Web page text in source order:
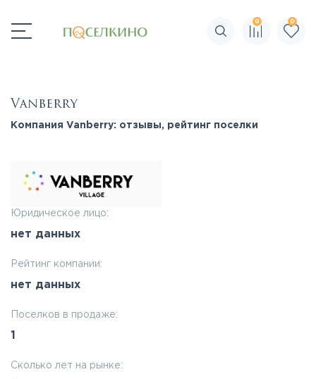
Поиск по сайту
0 0
Vanberry
Компания Vanberry: отзывы, рейтинг поселки
Юридическое лицо:
нет данных
Рейтинг компании:
нет данных
Поселков в продаже:
1
Сколько лет на рынке: